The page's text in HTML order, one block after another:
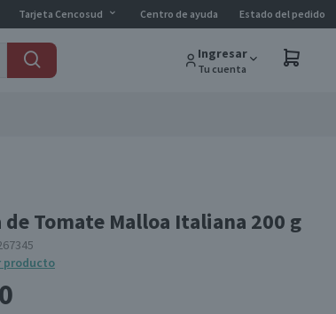
Tarjeta Cencosud Centro de ayuda Estado del pedido
Ingresar
Tu cuenta
de Tomate Malloa Italiana 200 g
producto